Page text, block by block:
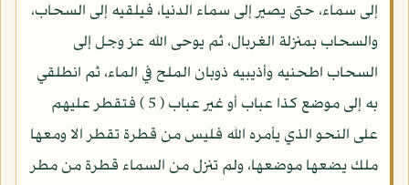
إلى سماء، حتى يصير إلى سماء الدنيا، فيلقيه إلى السحاب،
والسحاب بمنزلة الغربال، ثم يوحى الله عز وجل إلى
السحاب اطحنيه وأذيبيه ذوبان الملح في الماء، ثم انطلقي
به إلى موضع كذا عباب أو غير عباب ( 5 ) فتقطر عليهم
على النحو الذي يأمره الله فليس من قطرة تقطر الا ومعها
ملك يضعها موضعها، ولم تنزل من السماء قطرة من مطر